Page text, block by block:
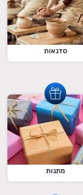
סדנאות
מתנות